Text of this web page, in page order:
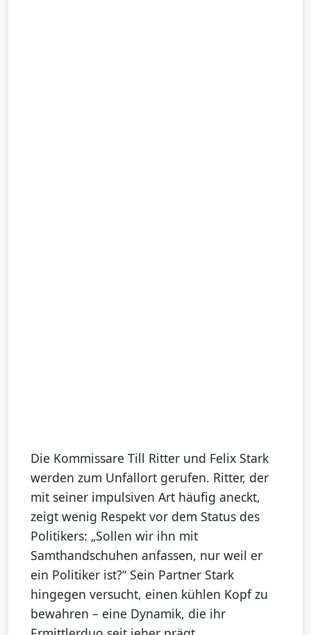
Die Kommissare Till Ritter und Felix Stark
werden zum Unfallort gerufen. Ritter, der
mit seiner impulsiven Art häufig aneckt,
zeigt wenig Respekt vor dem Status des
Politikers: „Sollen wir ihn mit
Samthandschuhen anfassen, nur weil er
ein Politiker ist?“ Sein Partner Stark
hingegen versucht, einen kühlen Kopf zu
bewahren – eine Dynamik, die ihr